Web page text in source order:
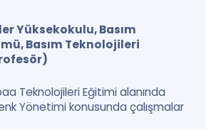
Yüksekokulu, Basım
Basım Teknolojileri
Teknolojileri Eğitimi alanında
Yönetimi konusunda çalışmalar